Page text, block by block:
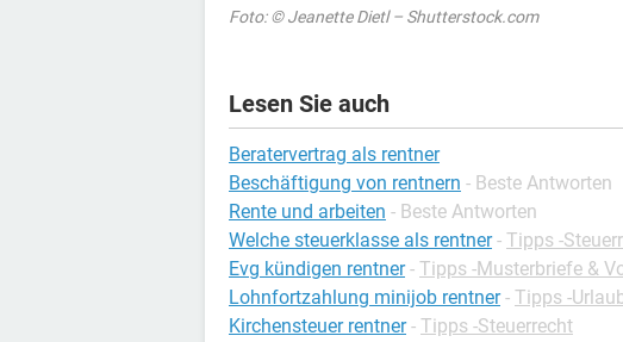
Foto: © Jeanette Dietl – Shutterstock.com
Lesen Sie auch
Beratervertrag als rentner
Beschäftigung von rentnern - Beste Antworten
Rente und arbeiten - Beste Antworten
Welche steuerklasse als rentner - Tipps -
Evg kündigen rentner - Tipps -Musterbriefe &
Lohnfortzahlung minijob rentner - Tipps -
Kirchensteuer rentner - Tipps -Steuerrecht